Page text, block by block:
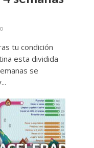
tu condición
esta dividida
se